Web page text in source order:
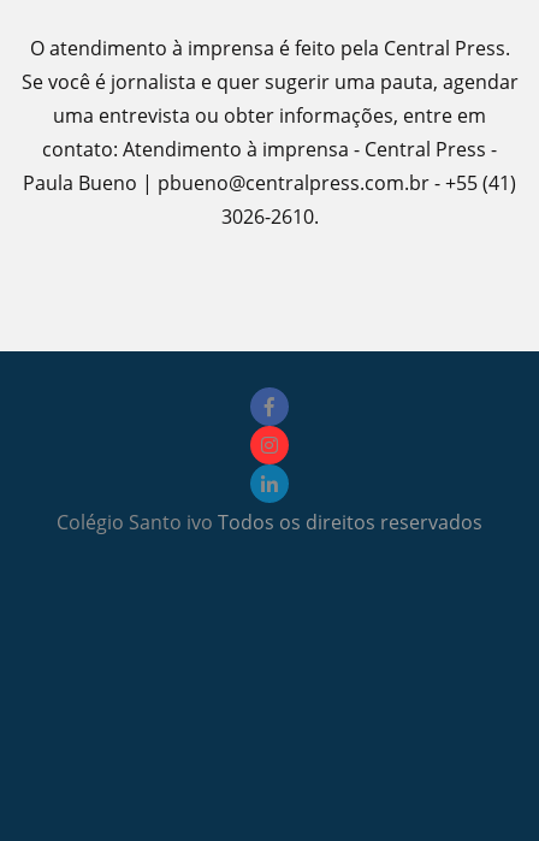
O atendimento à imprensa é feito pela Central Press.
Se você é jornalista e quer sugerir uma pauta, agendar
uma entrevista ou obter informações, entre em
contato: Atendimento à imprensa - Central Press -
Paula Bueno | pbueno@centralpress.com.br - +55 (41)
3026-2610.
Colégio Santo ivo Todos os direitos reservados